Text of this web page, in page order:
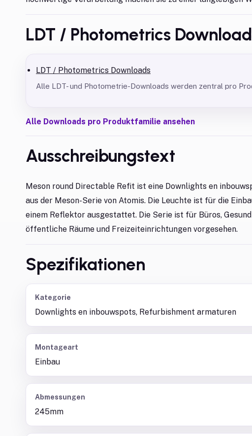
LDT / Photometrics
LDT / Photometrics Downloads
Alle LDT- und Photometrie-Downloads werden zentral pro
Alle Downloads pro Produktfamilie ansehen
Ausschreibungstext
Meson round Directable Refit ist eine Downlights en
aus der Meson-Serie von Atomis. Die Leuchte ist für die
einem Reflektor ausgestattet. Die Serie ist für Büros,
öffentliche Räume und Freizeiteinrichtungen vorgesehen.
Spezifikationen
Kategorie
Downlights en inbouwspots, Refurbishment armaturen
Montageart
Einbau
Abmessungen
245mm